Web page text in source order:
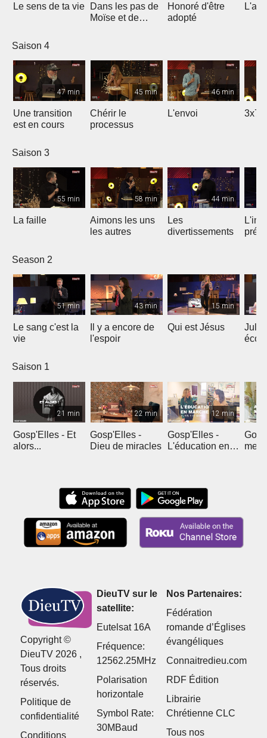
Le sens de ta vie
Dans les pas de
Moïse et de
Honoré d'être
adopté
Saison 4
47 min
Une transition
est en cours
45 min
Chérir le
processus
46 min
L'envoi 3x7
Saison 3
55 min
La faille
58 min
Aimons les uns
les autres
44 min
Les
divertissements
Season 2
51 min
Le sang c'est la
vie
43 min
Il y a encore de
l'espoir
15 min
Qui est Jésus
Saison 1
21 min
Gosp'Elles - Et
alors...
22 min
Gosp'Elles -
Dieu de miracles
12 min
Gosp'Elles -
L'éducation en
mes
Copyright ©
DieuTV 2026 ,
Tous droits
réservés.
Politique de
confidentialité
Conditions
DieuTV sur le
satellite:
Eutelsat 16A
Fréquence:
12562.25MHz
Polarisation
horizontale
Symbol Rate:
30MBaud
Nos Partenaires:
Fédération
romande d’Églises
évangéliques
Connaitredieu.com
RDF Édition
Librairie
Chrétienne CLC
Tous nos